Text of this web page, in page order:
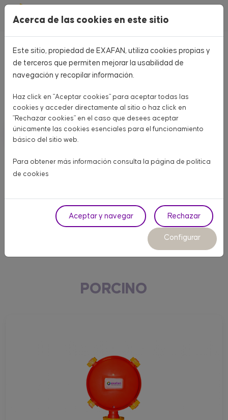
Pasar al contenido principal
Home CATÁLOGO PRODUCTOS
CATÁLOGO PRODUCTOS
Aquí encontrarás todo lo que necesitas para tu granja
AVÍCOLA PUESTA
OTROS ANIMALES
PORCINO
Acerca de las cookies en este sitio
Este sitio, propiedad de EXAFAN, utiliza cookies propias y
de terceros que permiten mejorar la usabilidad de
navegación y recopilar información.
Haz click en "Aceptar cookies" para aceptar todas las
cookies y acceder directamente al sitio o haz click en
"Rechazar cookies" en el caso que desees aceptar
únicamente las cookies esenciales para el funcionamiento
básico del sitio web.
Para obtener más información consulta la página de política
de cookies
Aceptar y navegar Rechazar
Configurar